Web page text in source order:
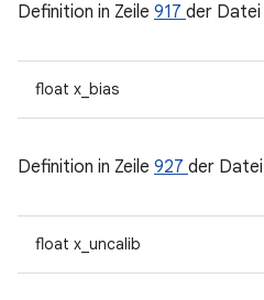
Definition in Zeile 917 der Datei
float x_bias
Definition in Zeile 927 der Datei
float x_uncalib